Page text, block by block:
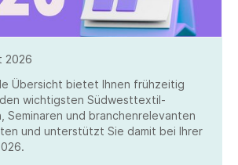
2026
Übersicht bietet Ihnen frühzeitig
wichtigsten Südwesttextil-
Seminaren und branchenrelevanten
und unterstützt Sie damit bei Ihrer